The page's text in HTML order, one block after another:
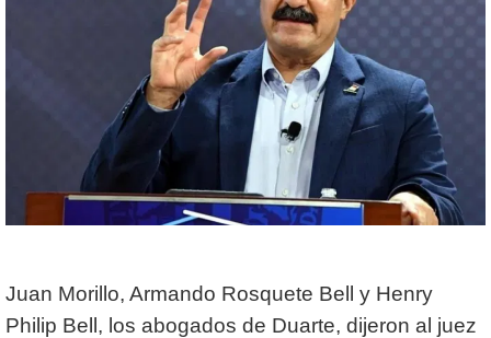
Juan Morillo, Armando Rosquete Bell y Henry
Philip Bell, los abogados de Duarte, dijeron al juez